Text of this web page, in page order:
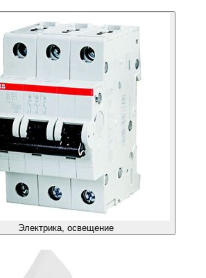
Электрика, освещение